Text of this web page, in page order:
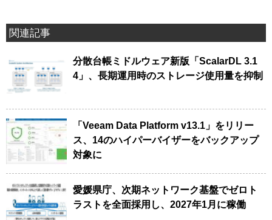
関連記事
分散台帳ミドルウェア新版「ScalarDL 3.1
4」、長期運用時のストレージ使用量を抑制
「Veeam Data Platform v13.1」をリリー
ス、14のハイパーバイザーをバックアップ
対象に
愛媛県庁、次期ネットワーク基盤でゼロト
ラストを全面採用し、2027年1月に稼働